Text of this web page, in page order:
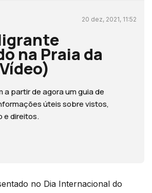
20 dez, 2021, 11:52
na Praia da
a partir de agora um guia de
úteis sobre vistos,
e direitos.
no Dia Internacional do